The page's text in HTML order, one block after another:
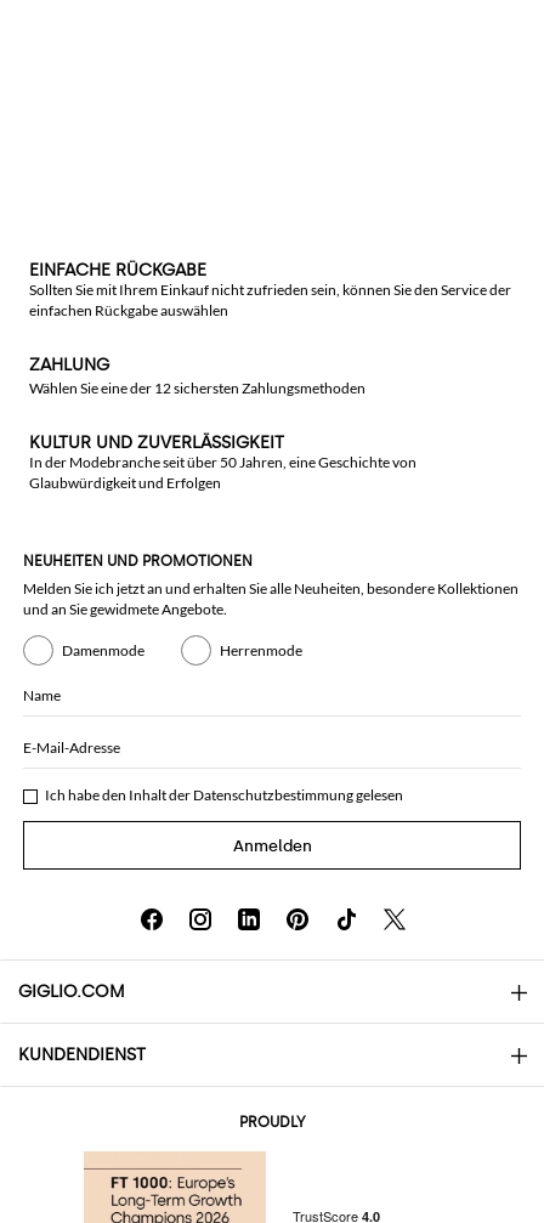
EINFACHE RÜCKGABE
Sollten Sie mit Ihrem Einkauf nicht zufrieden sein, können Sie den Service der
einfachen Rückgabe auswählen
ZAHLUNG
Wählen Sie eine der 12 sichersten Zahlungsmethoden
KULTUR UND ZUVERLÄSSIGKEIT
In der Modebranche seit über 50 Jahren, eine Geschichte von
Glaubwürdigkeit und Erfolgen
NEUHEITEN UND PROMOTIONEN
Melden Sie ich jetzt an und erhalten Sie alle Neuheiten, besondere Kollektionen
und an Sie gewidmete Angebote.
Damenmode Herrenmode
Name
E-Mail-Adresse
Ich habe den Inhalt der Datenschutzbestimmunggelesen
Anmelden
GIGLIO.COM
Über uns
KUNDENDIENST
PROUDLY